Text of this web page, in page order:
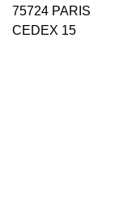
75724 PARIS
CEDEX 15